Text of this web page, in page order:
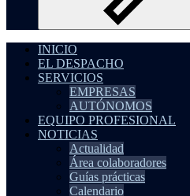
INICIO
EL DESPACHO
SERVICIOS
EMPRESAS
AUTÓNOMOS
EQUIPO PROFESIONAL
NOTICIAS
Actualidad
Área colaboradores
Guías prácticas
Calendario